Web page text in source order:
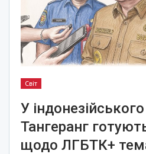
Світ
У індонезійського
Тангеранг
щодо ЛГБТК+